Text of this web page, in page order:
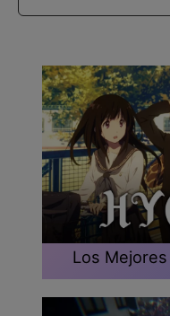
Los